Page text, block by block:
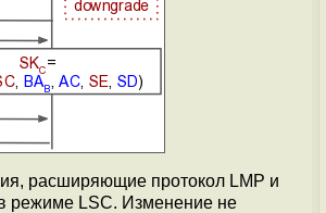
расширяющие протокол LMP и
режиме LSC. Изменение не